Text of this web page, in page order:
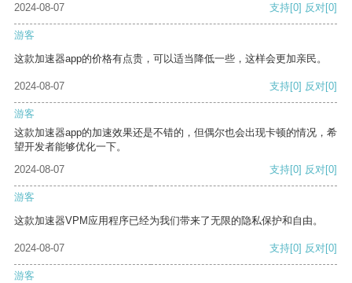
2024-08-07
支持[0] 反对[0]
游客
这款加速器app的价格有点贵，可以适当降低一些，这样会更加亲民。
2024-08-07 支持[0] 反对[0]
游客
这款加速器app的加速效果还是不错的，但偶尔也会出现卡顿的情况，希
望开发者能够优化一下。
2024-08-07
支持[0] 反对[0]
游客
这款加速器VPM应用程序已经为我们带来了无限的隐私保护和自由。
2024-08-07 支持[0] 反对[0]
游客